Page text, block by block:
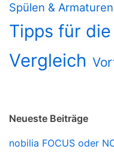
Spülen & Armaturen
Tipps für
Vergleich
Neueste Beiträge
nobilia FOCUS oder